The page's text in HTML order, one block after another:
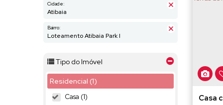
Cidade:
Atibaia
Bairro:
Loteamento Atibaia Park I
Tipo do Imóvel
Residencial (1)
Casa (1)
Casa